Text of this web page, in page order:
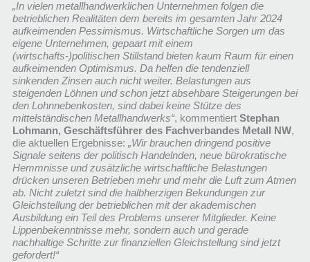
„In vielen metallhandwerklichen Unternehmen folgen die
betrieblichen Realitäten dem bereits im gesamten Jahr 2024
aufkeimenden Pessimismus. Wirtschaftliche Sorgen um das
eigene Unternehmen, gepaart mit einem
(wirtschafts-)politischen Stillstand bieten kaum Raum für einen
aufkeimenden Optimismus. Da helfen die tendenziell
sinkenden Zinsen auch nicht weiter. Belastungen aus
steigenden Löhnen und schon jetzt absehbare Steigerungen bei
den Lohnnebenkosten, sind dabei keine Stütze des
mittelständischen Metallhandwerks“, kommentiert Stephan
Lohmann, Geschäftsführer des Fachverbandes Metall NW,
die aktuellen Ergebnisse: „Wir brauchen dringend positive
Signale seitens der politisch Handelnden, neue bürokratische
Hemmnisse und zusätzliche wirtschaftliche Belastungen
drücken unseren Betrieben mehr und mehr die Luft zum Atmen
ab. Nicht zuletzt sind die halbherzigen Bekundungen zur
Gleichstellung der betrieblichen mit der akademischen
Ausbildung ein Teil des Problems unserer Mitglieder. Keine
Lippenbekenntnisse mehr, sondern auch und gerade
nachhaltige Schritte zur finanziellen Gleichstellung sind jetzt
gefordert!“